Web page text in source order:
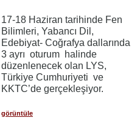
17-18 Haziran tarihinde Fen
Bilimleri, Yabancı Dil,
Edebiyat- Coğrafya dallarında
3 ayrı oturum halinde
düzenlenecek olan LYS,
Türkiye Cumhuriyeti ve
KKTC’de gerçekleşiyor.
görüntüle